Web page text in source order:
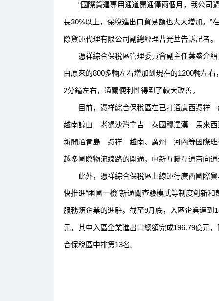
“國際貨運專用通道開通僅兩個月，我公司
長30%以上，保稅進出口貿易額也大大增加。”
際貨運代理有限公司副總經理曹光華告訴記者。
憑祥綜合保稅區管理委員會副主任葉盛介紹
由原來的800多輛左右增加到現在的1200輛左
2分鐘左右，通關便利性得到了較大改善。
目前，憑祥綜合保稅區在已打通廣西憑祥
越南諒山—老撾沙灣拿吉—泰國穆達漢—馬來西
新開通青島—憑祥—越南、廣州—河內等國際班
越多國際物流線路的開通，中新互聯互通南向
此外，憑祥綜合保稅區上線運行廣西國際貿
快推進“兩國一檢”新通關查驗模式等制度創新
服務類企業的進駐。截至9月底，入區企業達到
元，其中入區企業進出口總額完成196.79億元
合保稅區中排第13名。